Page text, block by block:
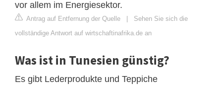
vor allem im Energiesektor.
Antrag auf Entfernung der Quelle
Sehen Sie sich die
vollständige Antwort auf wirtschaftinafrika.de an
Was ist in Tunesien günstig?
Es gibt Lederprodukte und Teppiche